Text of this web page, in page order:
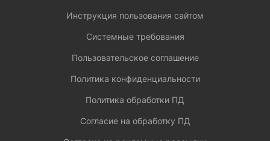
Инструкция пользования сайтом
Системные требования
Пользовательское соглашение
Политика конфиденциальности
Политика обработки ПД
Согласие на обработку ПД